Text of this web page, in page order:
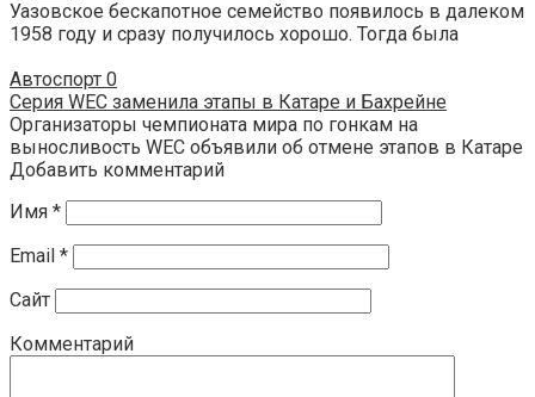
Уазовское бескапотное семейство появилось в далеком
1958 году и сразу получилось хорошо. Тогда была
Автоспорт 0
Серия WEC заменила этапы в Катаре и Бахрейне
Организаторы чемпионата мира по гонкам на
выносливость WEC объявили об отмене этапов в Катаре
Добавить комментарий
Имя *
Email *
Сайт
Комментарий